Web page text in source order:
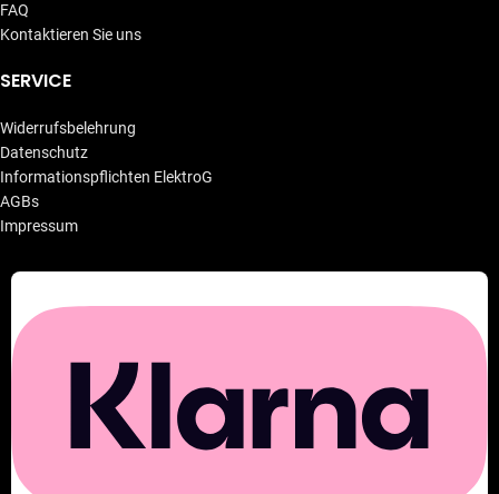
FAQ
Kontaktieren Sie uns
SERVICE
Widerrufsbelehrung
Datenschutz
Informationspflichten ElektroG
AGBs
Impressum